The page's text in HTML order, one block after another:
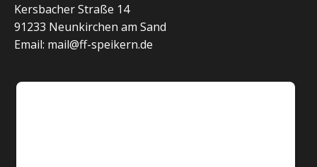
Kersbacher Straße 14
91233 Neunkirchen am Sand
Email: mail@ff-speikern.de